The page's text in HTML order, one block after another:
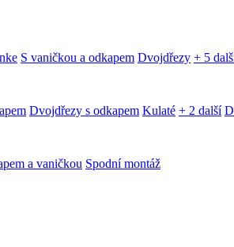
S vaničkou a odkapem Dvojdřezy + 5
Dvojdřezy s odkapem Kulaté + 2 další
a vaničkou Spodní montáž